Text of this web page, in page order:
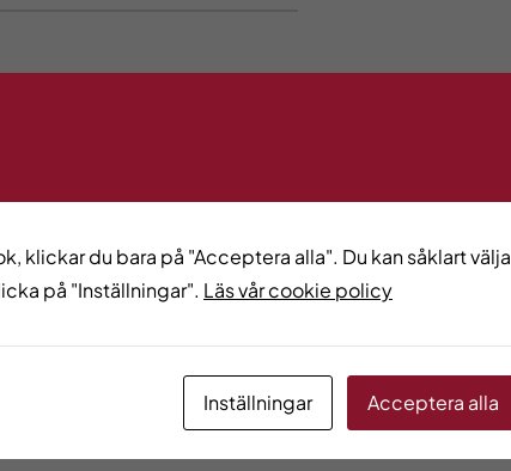
klickar du bara på "Acceptera alla". Du kan såklart välja
på "Inställningar". Läs vår cookie policy
Inställningar Acceptera alla